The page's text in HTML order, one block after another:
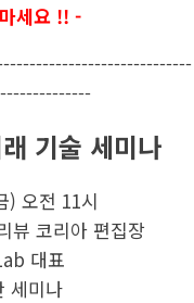
세요 !! -
기술 세미나
) 오전 11시
뷰 코리아 편집장
대표
세미나